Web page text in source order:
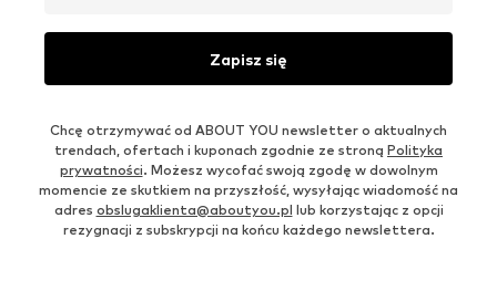
Zapisz się
Chcę otrzymywać od ABOUT YOU newsletter o aktualnych
trendach, ofertach i kuponach zgodnie ze stroną Polityka
prywatności. Możesz wycofać swoją zgodę w dowolnym
momencie ze skutkiem na przyszłość, wysyłając wiadomość na
adres obslugaklienta@aboutyou.pl lub korzystając z opcji
rezygnacji z subskrypcji na końcu każdego newslettera.